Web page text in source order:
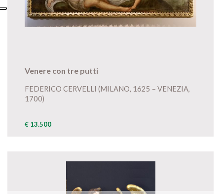
Venere con tre putti
FEDERICO CERVELLI (MILANO, 1625 – VENEZIA,
1700)
€ 13.500